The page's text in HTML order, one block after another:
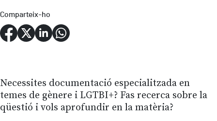
Comparteix-ho
Necessites documentació especialitzada en
temes de gènere i LGTBI+? Fas recerca sobre la
qüestió i vols aprofundir en la matèria?